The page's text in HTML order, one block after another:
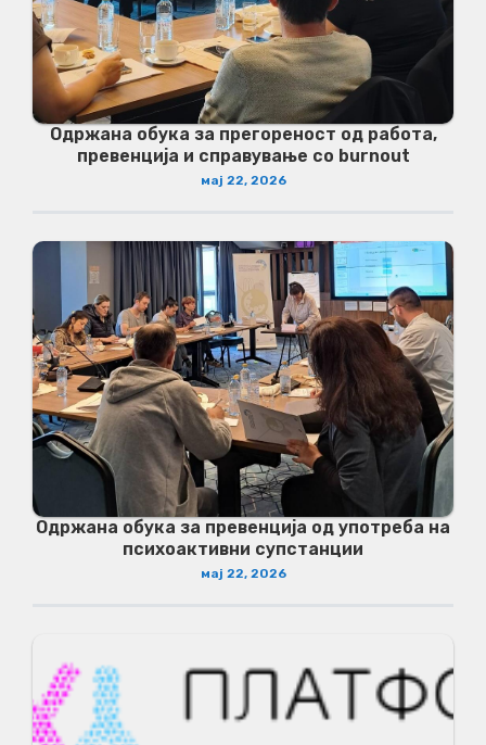
Одржана обука за прегореност од работа,
превенција и справување со burnout
мај 22, 2026
Одржана обука за превенција од употреба на
психоактивни супстанции
мај 22, 2026